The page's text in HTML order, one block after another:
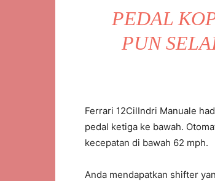
PEDAL
PUN
Ferrari 12CilIndri Manuale
pedal ketiga ke bawah.
kecepatan di bawah 62 mph.
Anda mendapatkan shifter